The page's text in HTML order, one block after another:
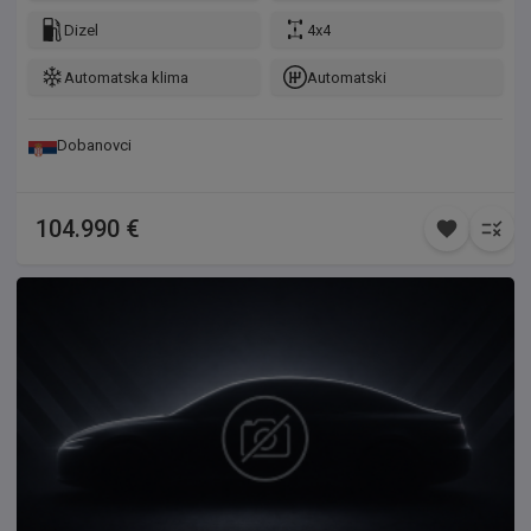
Dizel 4x4
Automatska klima Automatski
Dobanovci
104.990 €